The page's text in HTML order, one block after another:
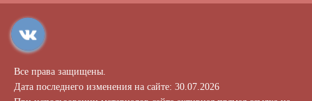
Все права защищены.
Дата последнего изменения на сайте: 30.07.2026